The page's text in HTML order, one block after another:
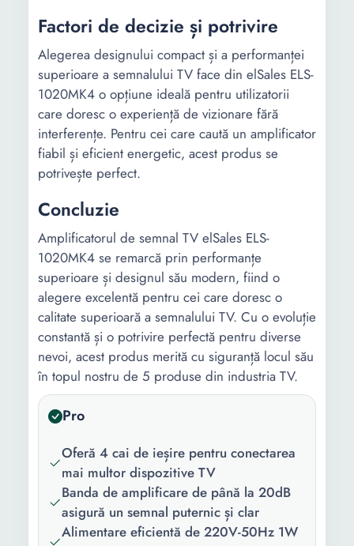
Factori de decizie și potrivire
Alegerea designului compact și a performanței
superioare a semnalului TV face din elSales ELS-
1020MK4 o opțiune ideală pentru utilizatorii
care doresc o experiență de vizionare fără
interferențe. Pentru cei care caută un amplificator
fiabil și eficient energetic, acest produs se
potrivește perfect.
Concluzie
Amplificatorul de semnal TV elSales ELS-
1020MK4 se remarcă prin performanțe
superioare și designul său modern, fiind o
alegere excelentă pentru cei care doresc o
calitate superioară a semnalului TV. Cu o evoluție
constantă și o potrivire perfectă pentru diverse
nevoi, acest produs merită cu siguranță locul său
în topul nostru de 5 produse din industria TV.
Pro
Oferă 4 cai de ieșire pentru conectarea
mai multor dispozitive TV
Banda de amplificare de până la 20dB
asigură un semnal puternic și clar
Alimentare eficientă de 220V-50Hz 1W